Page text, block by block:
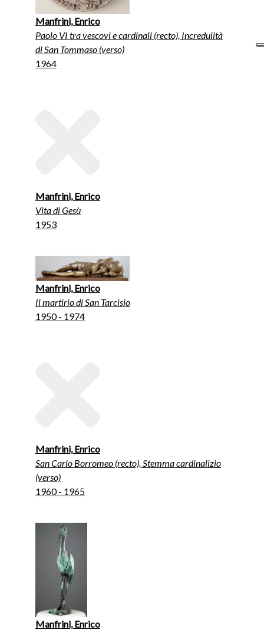
Manfrini, Enrico
Paolo VI tra vescovi e cardinali (recto), Incredulità
di San Tommaso (verso)
1964
Manfrini, Enrico
Vita di Gesù
1953
Manfrini, Enrico
Il martirio di San Tarcisio
1950 - 1974
Manfrini, Enrico
San Carlo Borromeo (recto), Stemma cardinalizio
(verso)
1960 - 1965
Manfrini, Enrico